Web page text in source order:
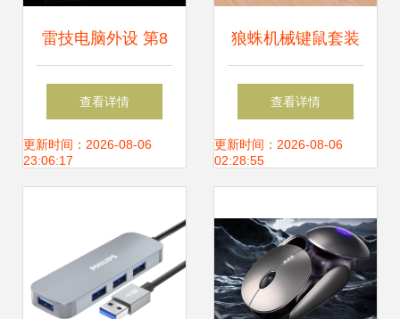
雷技电脑外设 第8
页精选，促销批发
两相宜
查看详情
更新时间：2026-08-06
23:06:17
狼蛛机械键鼠套装
评测 复古朋克风下
的电竞实力派
查看详情
更新时间：2026-08-06
02:28:55